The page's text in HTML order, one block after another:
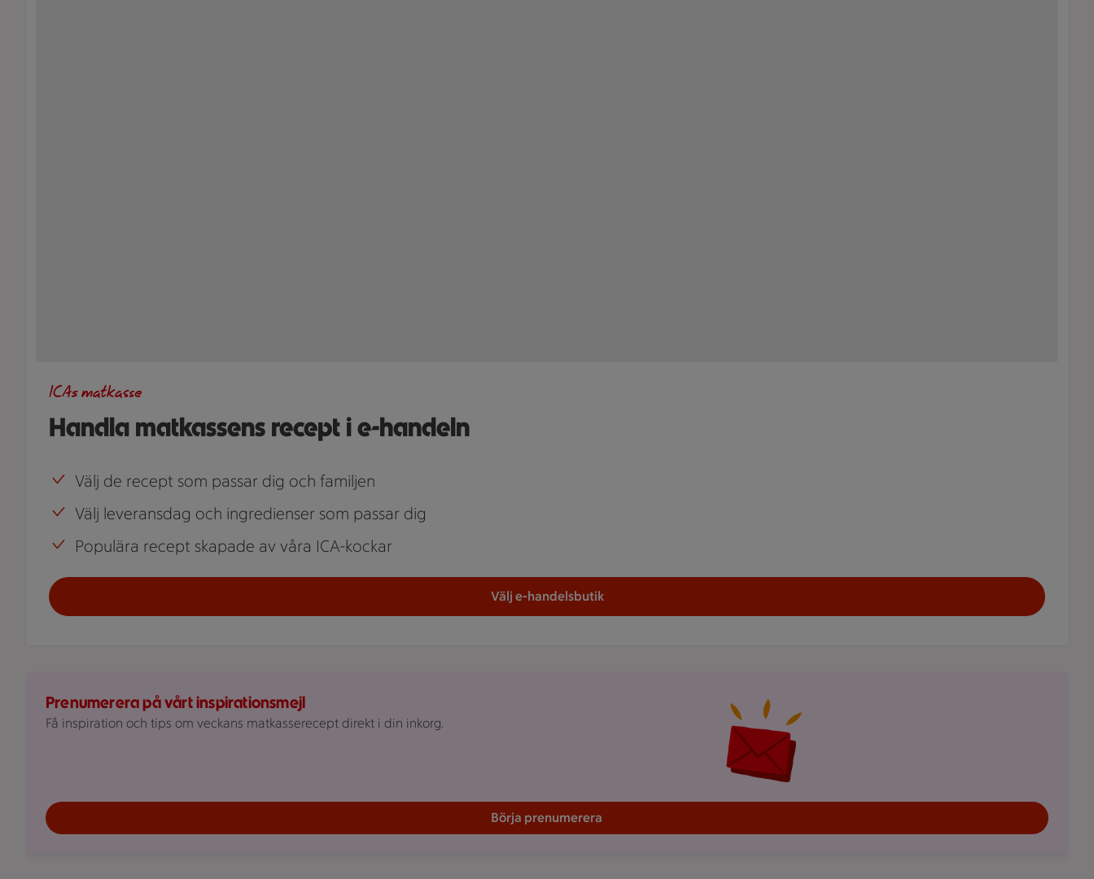
Handla matkassens recept i e-handeln
ICAs matkasse
Välj de recept som passar dig och familjen
Välj leveransdag och ingredienser som passar dig
Populära recept skapade av våra ICA-kockar
Välj e-handelsbutik
Prenumerera på vårt inspirationsmejl
Få inspiration och tips om veckans matkasserecept direkt i din inkorg.
Börja prenumerera